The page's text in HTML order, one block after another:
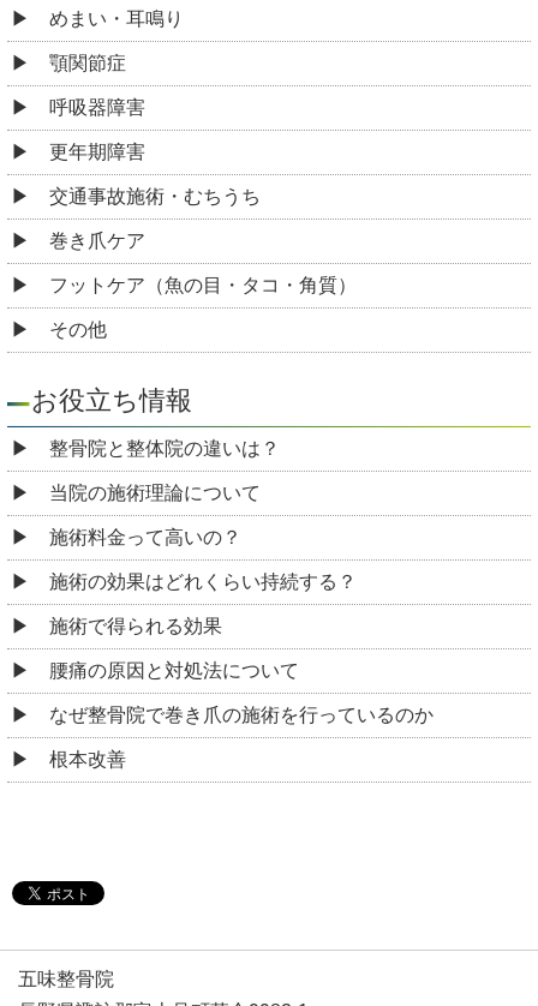
めまい・耳鳴り
顎関節症
呼吸器障害
更年期障害
交通事故施術・むちうち
巻き爪ケア
フットケア（魚の目・タコ・角質）
その他
お役立ち情報
整骨院と整体院の違いは？
当院の施術理論について
施術料金って高いの？
施術の効果はどれくらい持続する？
施術で得られる効果
腰痛の原因と対処法について
なぜ整骨院で巻き爪の施術を行っているのか
根本改善
五味整骨院